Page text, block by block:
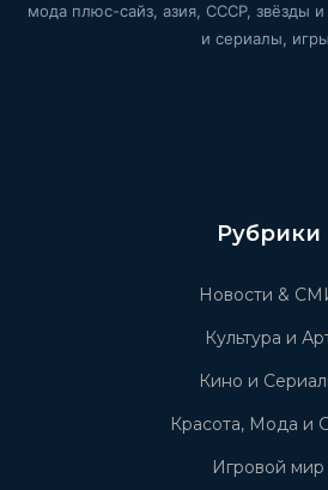
мода плюс-сайз, азия, СССР, звёзды
и сериалы,
Рубрики
Новости &
Культура и
Кино и
Красота, Мода и
Игровой мир